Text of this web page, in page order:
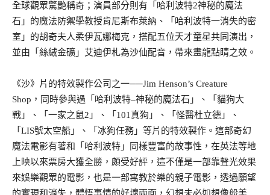
全球觀眾驚艷稱奇；演員部分則有「哈利波特2神秘的魔法
石」的魔法防禦學教授肯尼斯布萊納、「哈利波特一消失的密
室」的胡奇夫人柔伊瓦娜梅克，搭配五位天才童星共同演出，
並由「絲絨金礦」艾迪伊札為沙仙配音，帶來畫龍點睛之效。
《沙》片的特效製作公司之一──Jim Henson’s Creature
Shop，同時參與過「哈利波特–神秘的魔法石」、「貓狗大
戰」、「一家之鼠2」、「101真狗」、「怪醫杜立德」、
「LIS號太空船」、「冰狗任務」等片的特效製作。這部奇幻
魔法電影有著和「哈利波特」同樣豐富的故事性，在英法等地
上映以來票房大獲全勝，頗受好評，這不僅是一部靠聲光效果
來娛樂觀眾的電影，也是一部寓教於樂的親子電影，透過願望